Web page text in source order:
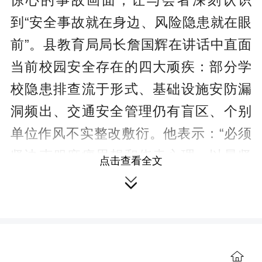
到“安全事故就在身边、风险隐患就在眼
前”。县教育局局长詹国辉在讲话中直面
当前校园安全存在的四大顽疾：部分学
校隐患排查流于形式、基础设施安防漏
洞频出、交通安全管理仍有盲区、个别
单位作风不实整改敷衍。他表示：“必须
坚决克服麻痹思想和侥幸心理，以最坚
决的态度、最严格的标准、最扎实的作
点击查看全文
